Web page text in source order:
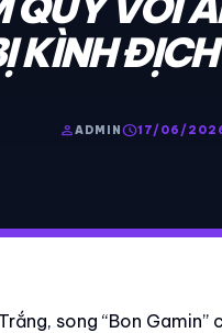
KÌNH
personADMINschedule17/06/
song “Bon Gamin”